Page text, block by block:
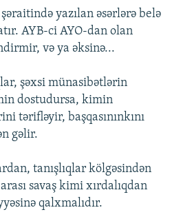
yazılan əsərlərə belə
AYB-ci AYO-dan olan
və ya əksinə...
şəxsi münasibətlərin
dostudursa, kimin
tərifləyir, başqasınınkını
gəlir.
tanışlıqlar kölgəsindən
savaş kimi xırdalıqdan
qalxmalıdır.